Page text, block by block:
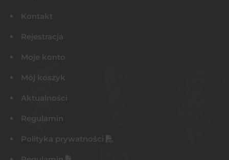
Kontakt
Rejestracja
Moje konto
Mój koszyk
Aktualności
Regulamin
Polityka prywatności